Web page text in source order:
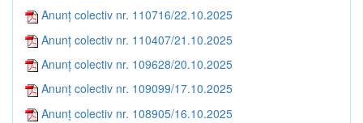
Anunț colectiv nr. 110716/22.10.2025
Anunț colectiv nr. 110407/21.10.2025
Anunț colectiv nr. 109628/20.10.2025
Anunț colectiv nr. 109099/17.10.2025
Anunț colectiv nr. 108905/16.10.2025